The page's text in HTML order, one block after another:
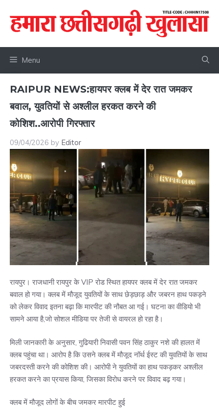
content
Menu
RAIPUR NEWS:हायपर क्लब में देर रात जमकर
बवाल, युवतियों से अश्लील हरकत करने की
कोशिश..आरोपी गिरफ्तार
09/04/2026 by Editor
रायपुर। राजधानी रायपुर के VIP रोड स्थित हायपर क्लब में देर रात जमकर
बवाल हो गया। क्लब में मौजूद युवतियों के साथ छेड़छाड़ और जबरन हाथ पकड़ने
को लेकर विवाद इतना बढ़ा कि मारपीट की नौबत आ गई। घटना का वीडियो भी
सामने आया है,जो सोशल मीडिया पर तेजी से वायरल हो रहा है।
मिली जानकारी के अनुसार, गुढियारी निवासी पवन सिंह ठाकुर नशे की हालत में
क्लब पहुंचा था। आरोप है कि उसने क्लब में मौजूद नॉर्थ ईस्ट की युवतियों के साथ
जबरदस्ती करने की कोशिश की। आरोपी ने युवतियों का हाथ पकड़कर अश्लील
हरकत करने का प्रयास किया, जिसका विरोध करने पर विवाद बढ़ गया।
क्लब में मौजूद लोगों के बीच जमकर मारपीट हुई